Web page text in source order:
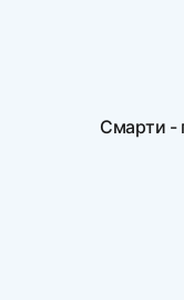
Смарти -